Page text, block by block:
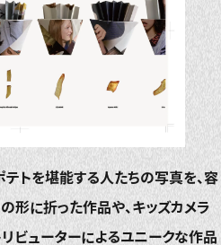
テトを堪能する人たちの写真を、容
形に折った作品や、キッズカメラ
ビューターによるユニークな作品